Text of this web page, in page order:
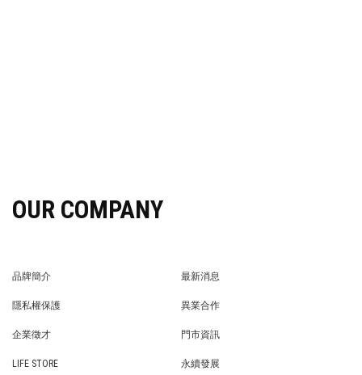
OUR COMPANY
品牌簡介
最新消息
隱私權保護
異業合作
企業徵才
門市資訊
LIFE STORE
永續發展